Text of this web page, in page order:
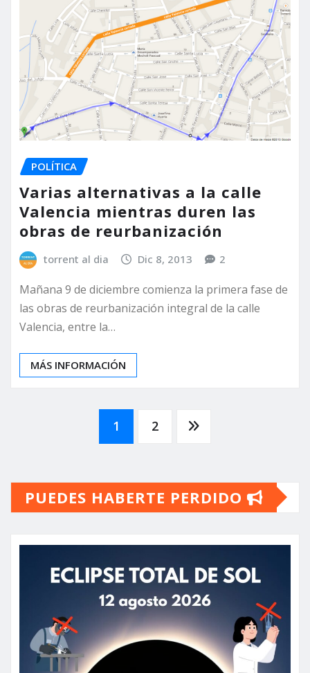
POLÍTICA
Varias alternativas a la calle
Valencia mientras duren las
obras de reurbanización
torrent al dia Dic 8, 2013 2
Mañana 9 de diciembre comienza la primera fase de
las obras de reurbanización integral de la calle
Valencia, entre la…
MÁS INFORMACIÓN
Paginación
entradas
1 2
PUEDES HABERTE PERDIDO